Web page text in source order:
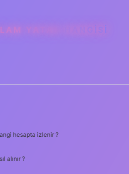
YATAK HANGISI
hesapta izlenir ?
alınır ?